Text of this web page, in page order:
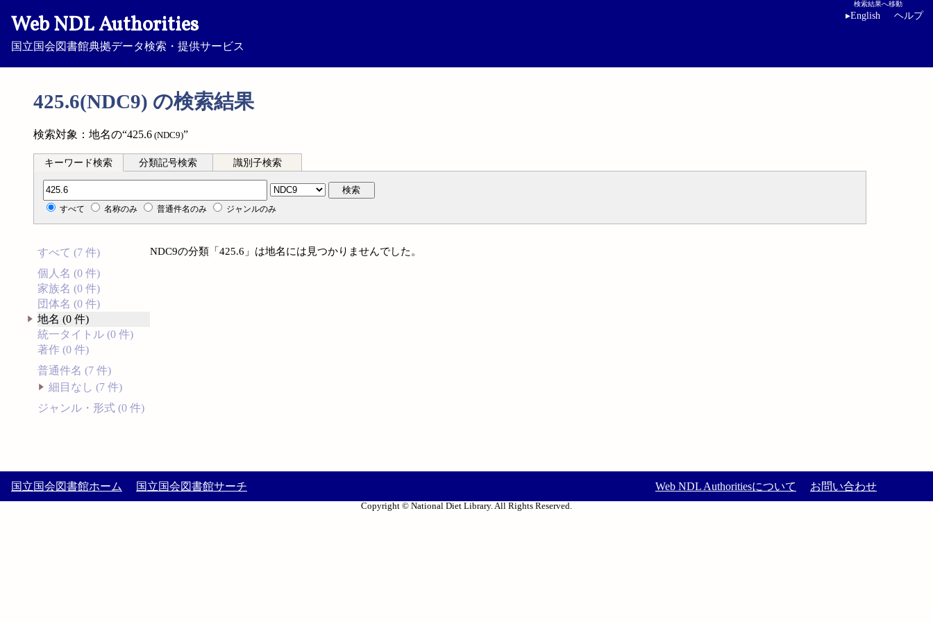
Web NDL Authorities
国立国会図書館典拠データ検索・提供サービス
検索結果へ移動
▸English ヘルプ
425.6(NDC9) の検索結果
検索対象：地名の“425.6 (NDC9)”
キーワード検索 分類記号検索 識別子検索
分類記号検索 検索
すべて 名称のみ 普通件名のみ ジャンルのみ
すべて (7 件)
個人名 (0 件)
家族名 (0 件)
団体名 (0 件)
地名 (0 件)
統一タイトル (0 件)
著作 (0 件)
普通件名 (7 件)
細目なし (7 件)
ジャンル・形式 (0 件)
NDC9の分類「425.6」は地名には見つかりませんでした。
国立国会図書館ホーム 国立国会図書館サーチ Web NDL Authoritiesについて お問い合わせ
Copyright © National Diet Library. All Rights Reserved.